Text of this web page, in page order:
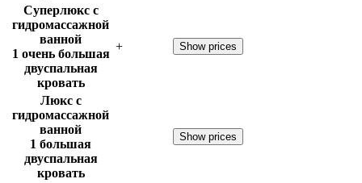
Суперлюкс с
гидромассажной
ванной
1 очень большая
двуспальная
кровать
+ Show prices
Люкс с
гидромассажной
ванной
1 большая
двуспальная
кровать
Show prices